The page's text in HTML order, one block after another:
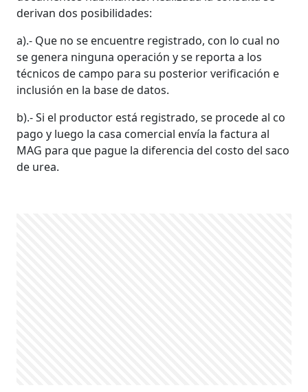
derivan dos posibilidades:
a).- Que no se encuentre registrado, con lo cual no
se genera ninguna operación y se reporta a los
técnicos de campo para su posterior verificación e
inclusión en la base de datos.
b).- Si el productor está registrado, se procede al co
pago y luego la casa comercial envía la factura al
MAG para que pague la diferencia del costo del saco
de urea.